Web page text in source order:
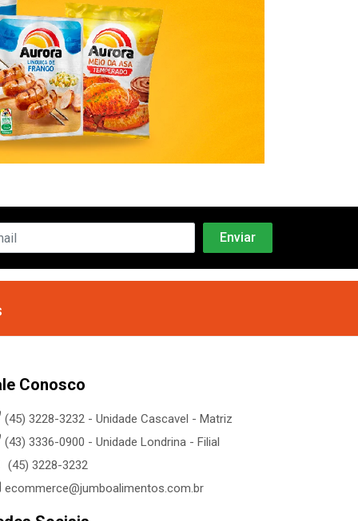
Conosco
(45) 3228-3232 - Unidade Cascavel - Matriz
(43) 3336-0900 - Unidade Londrina - Filial
(45) 3228-3232
ecommerce@jumboalimentos.com.br